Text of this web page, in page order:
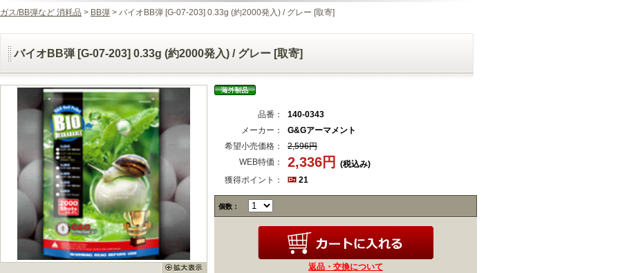
ガス/BB弾など 消耗品 > BB弾 > バイオBB弾 [G-07-203] 0.33g (約2000発入) / グレー [取寄]
バイオBB弾 [G-07-203] 0.33g (約2000発入) / グレー [取寄]
品番：
140-0343
メーカー：
G&Gアーマメント
希望小売価格：
2,596円
WEB特価：
2,336円
(税込み)
獲得ポイント：
21
個数：
返品・交換について